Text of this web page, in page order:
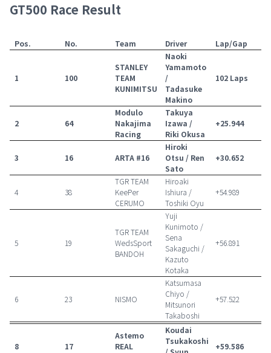
GT500 Race Result
Pos. No. Team Driver Lap/Gap
1 100
STANLEY
TEAM
KUNIMITSU
Naoki
Yamamoto
/
Tadasuke
Makino
102 Laps
2 64
Modulo
Nakajima
Racing
Takuya
Izawa /
Riki Okusa
+25.944
3 16 ARTA #16
Hiroki
Otsu / Ren
Sato
+30.652
4 38
TGR TEAM
KeePer
CERUMO
Hiroaki
Ishiura /
Toshiki Oyu
+54.989
5 19
TGR TEAM
WedsSport
BANDOH
Yuji
Kunimoto /
Sena
Sakaguchi /
Kazuto
Kotaka
+56.891
6 23 NISMO
Katsumasa
Chiyo /
Mitsunori
Takaboshi
+57.522
8 17
Astemo
REAL
Koudai
Tsukakoshi
+59.586